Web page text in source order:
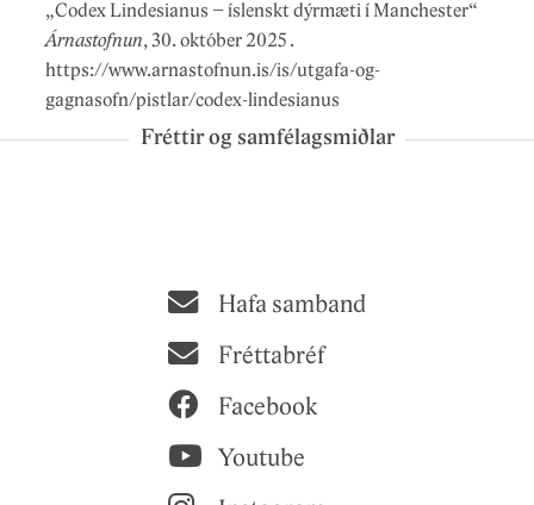
„Codex Lindesianus – íslenskt dýrmæti í Manchester“
Árnastofnun,30. október 2025 .
https://www.arnastofnun.is/is/utgafa-og-
gagnasofn/pistlar/codex-lindesianus
Fréttir og samfélagsmiðlar
Hafa samband
Fréttabréf
Facebook
Youtube